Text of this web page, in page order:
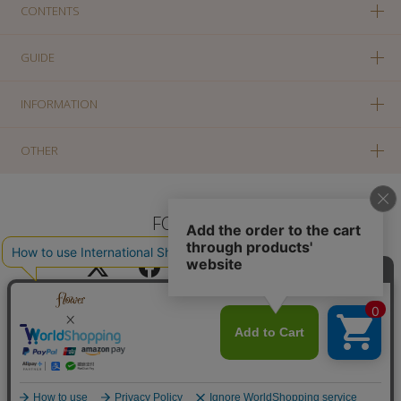
CONTENTS
GUIDE
INFORMATION
OTHER
FOLLOW US
PC版に切り替え
Copyright(c) SOLA OF TOKYO CO., LTD All Rights Reserved.